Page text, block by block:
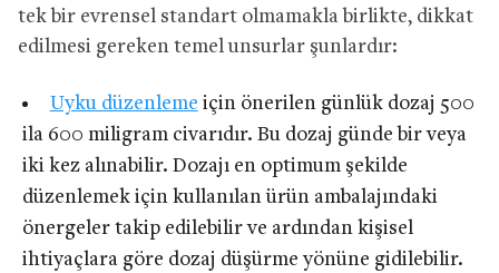
tek bir evrensel standart olmamakla birlikte, dikkat
edilmesi gereken temel unsurlar şunlardır:
Uyku düzenleme için önerilen günlük dozaj 500
ila 600 miligram civarıdır. Bu dozaj günde bir veya
iki kez alınabilir. Dozajı en optimum şekilde
düzenlemek için kullanılan ürün ambalajındaki
önergeler takip edilebilir ve ardından kişisel
ihtiyaçlara göre dozaj düşürme yönüne gidilebilir.